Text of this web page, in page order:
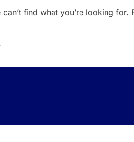
can’t find what you’re looking for.